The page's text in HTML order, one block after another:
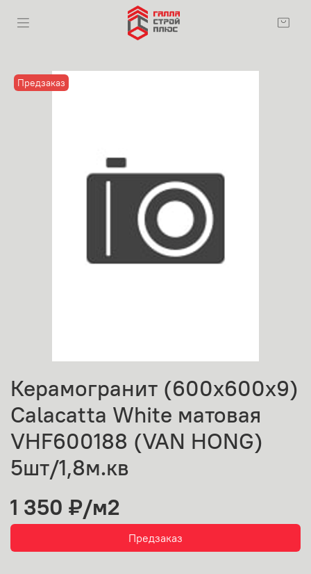
Предзаказ
Керамогранит (600х600х9)
Calacatta White матовая
VHF600188 (VAN HONG)
5шт/1,8м.кв
1 350 ₽/м2
Предзаказ